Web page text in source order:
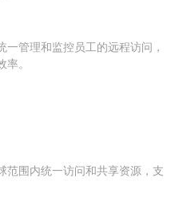
一管理和监控员工的远程访问，
。
范围内统一访问和共享资源，支